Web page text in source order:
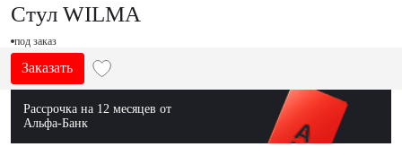
Стул WILMA
под заказ
Заказать
Рассрочка на 12 месяцев от
Альфа-Банк